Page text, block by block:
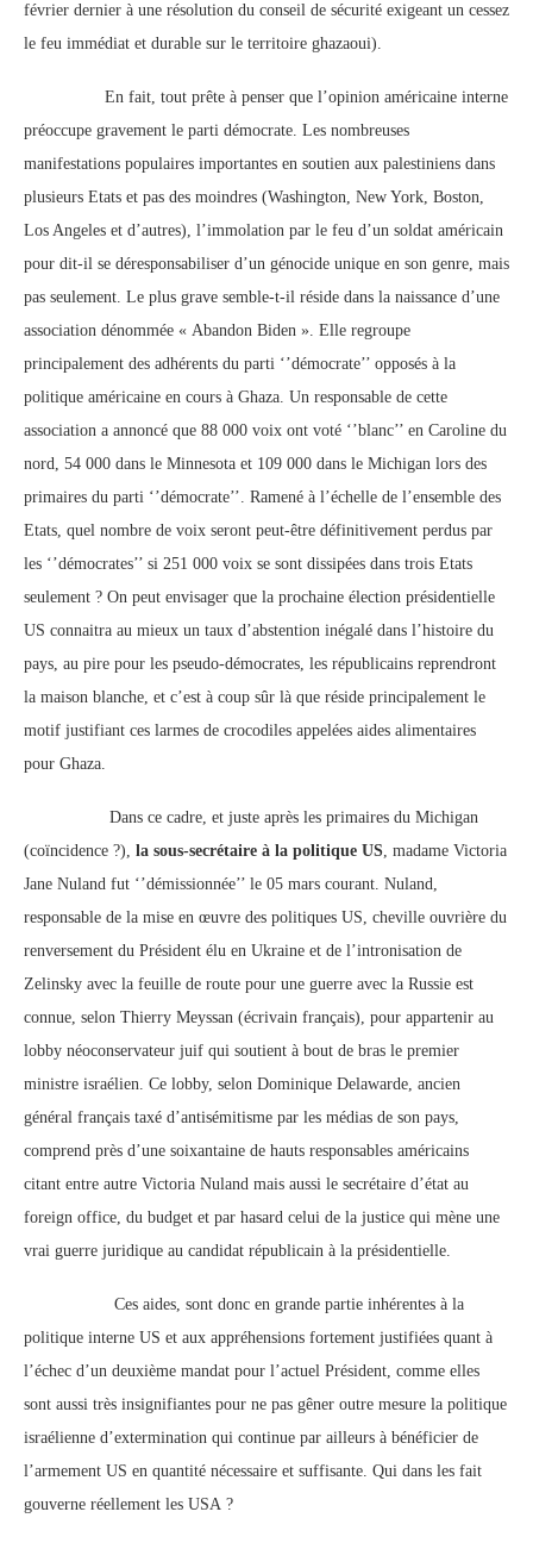
février dernier à une résolution du conseil de sécurité exigeant un cessez
le feu immédiat et durable sur le territoire ghazaoui).
En fait, tout prête à penser que l’opinion américaine interne
préoccupe gravement le parti démocrate. Les nombreuses
manifestations populaires importantes en soutien aux palestiniens dans
plusieurs Etats et pas des moindres (Washington, New York, Boston,
Los Angeles et d’autres), l’immolation par le feu d’un soldat américain
pour dit-il se déresponsabiliser d’un génocide unique en son genre, mais
pas seulement. Le plus grave semble-t-il réside dans la naissance d’une
association dénommée « Abandon Biden ». Elle regroupe
principalement des adhérents du parti ‘’démocrate’’ opposés à la
politique américaine en cours à Ghaza. Un responsable de cette
association a annoncé que 88 000 voix ont voté ‘’blanc’’ en Caroline du
nord, 54 000 dans le Minnesota et 109 000 dans le Michigan lors des
primaires du parti ‘’démocrate’’. Ramené à l’échelle de l’ensemble des
Etats, quel nombre de voix seront peut-être définitivement perdus par
les ‘’démocrates’’ si 251 000 voix se sont dissipées dans trois Etats
seulement ? On peut envisager que la prochaine élection présidentielle
US connaitra au mieux un taux d’abstention inégalé dans l’histoire du
pays, au pire pour les pseudo-démocrates, les républicains reprendront
la maison blanche, et c’est à coup sûr là que réside principalement le
motif justifiant ces larmes de crocodiles appelées aides alimentaires
pour Ghaza.
Dans ce cadre, et juste après les primaires du Michigan
(coïncidence ?), la sous-secrétaire à la politique US, madame Victoria
Jane Nuland fut ‘’démissionnée’’ le 05 mars courant. Nuland,
responsable de la mise en œuvre des politiques US, cheville ouvrière du
renversement du Président élu en Ukraine et de l’intronisation de
Zelinsky avec la feuille de route pour une guerre avec la Russie est
connue, selon Thierry Meyssan (écrivain français), pour appartenir au
lobby néoconservateur juif qui soutient à bout de bras le premier
ministre israélien. Ce lobby, selon Dominique Delawarde, ancien
général français taxé d’antisémitisme par les médias de son pays,
comprend près d’une soixantaine de hauts responsables américains
citant entre autre Victoria Nuland mais aussi le secrétaire d’état au
foreign office, du budget et par hasard celui de la justice qui mène une
vrai guerre juridique au candidat républicain à la présidentielle.
Ces aides, sont donc en grande partie inhérentes à la
politique interne US et aux appréhensions fortement justifiées quant à
l’échec d’un deuxième mandat pour l’actuel Président, comme elles
sont aussi très insignifiantes pour ne pas gêner outre mesure la politique
israélienne d’extermination qui continue par ailleurs à bénéficier de
l’armement US en quantité nécessaire et suffisante. Qui dans les fait
gouverne réellement les USA ?